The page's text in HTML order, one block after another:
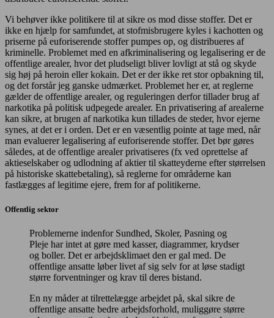
Vi behøver ikke politikere til at sikre os mod disse stoffer. Det er
ikke en hjælp for samfundet, at stofmisbrugere kyles i kachotten og
priserne på euforiserende stoffer pumpes op, og distribueres af
kriminelle. Problemet med en afkriminalisering og legalisering er de
offentlige arealer, hvor det pludseligt bliver lovligt at stå og skyde
sig høj på heroin eller kokain. Det er der ikke ret stor opbakning til,
og det forstår jeg ganske udmærket. Problemet her er, at reglerne
gælder de offentlige arealer, og reguleringen derfor tillader brug af
narkotika på politisk udpegede arealer. En privatisering af arealerne
kan sikre, at brugen af narkotika kun tillades de steder, hvor ejerne
synes, at det er i orden. Det er en væsentlig pointe at tage med, når
man evaluerer legalisering af euforiserende stoffer. Det bør gøres
således, at de offentlige arealer privatiseres (fx ved oprettelse af
aktieselskaber og udlodning af aktier til skatteyderne efter størrelsen
på historiske skattebetaling), så reglerne for områderne kan
fastlægges af legitime ejere, frem for af politikerne.
Offentlig sektor
Problemerne indenfor Sundhed, Skoler, Pasning og
Pleje har intet at gøre med kasser, diagrammer, krydser
og boller. Det er arbejdsklimaet den er gal med. De
offentlige ansatte løber livet af sig selv for at løse stadigt
større forventninger og krav til deres bistand.
En ny måder at tilrettelægge arbejdet på, skal sikre de
offentlige ansatte bedre arbejdsforhold, muliggøre større